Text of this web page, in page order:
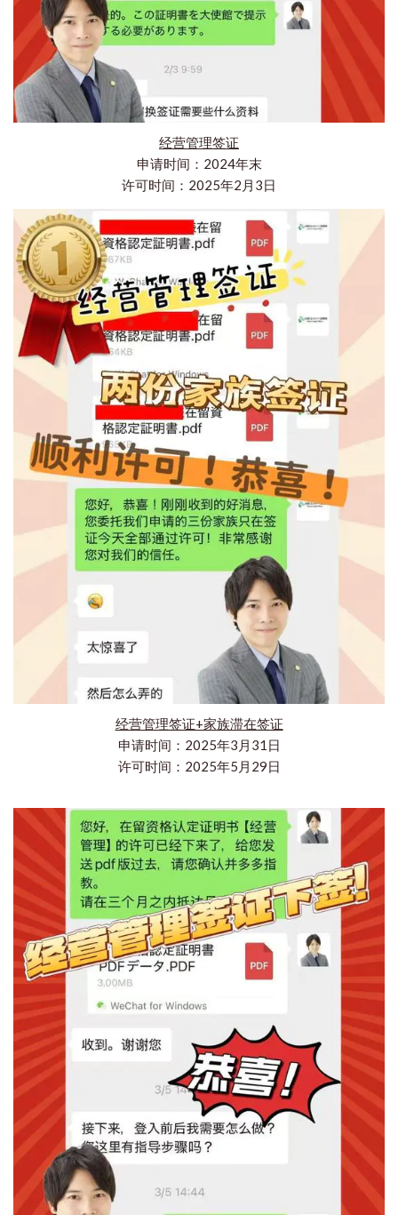
经营管理签证
申请时间：2024年末
许可时间：2025年2月3日
经营管理签证+家族滞在签证
申请时间：2025年3月31日
许可时间：2025年5月29日